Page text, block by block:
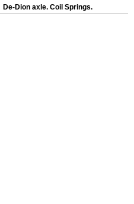
De-Dion axle. Coil Springs.